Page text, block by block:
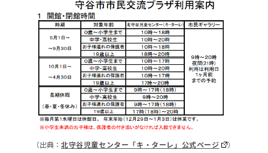
（出典： 北守谷児童センター「キ・ターレ」公式ページ ）